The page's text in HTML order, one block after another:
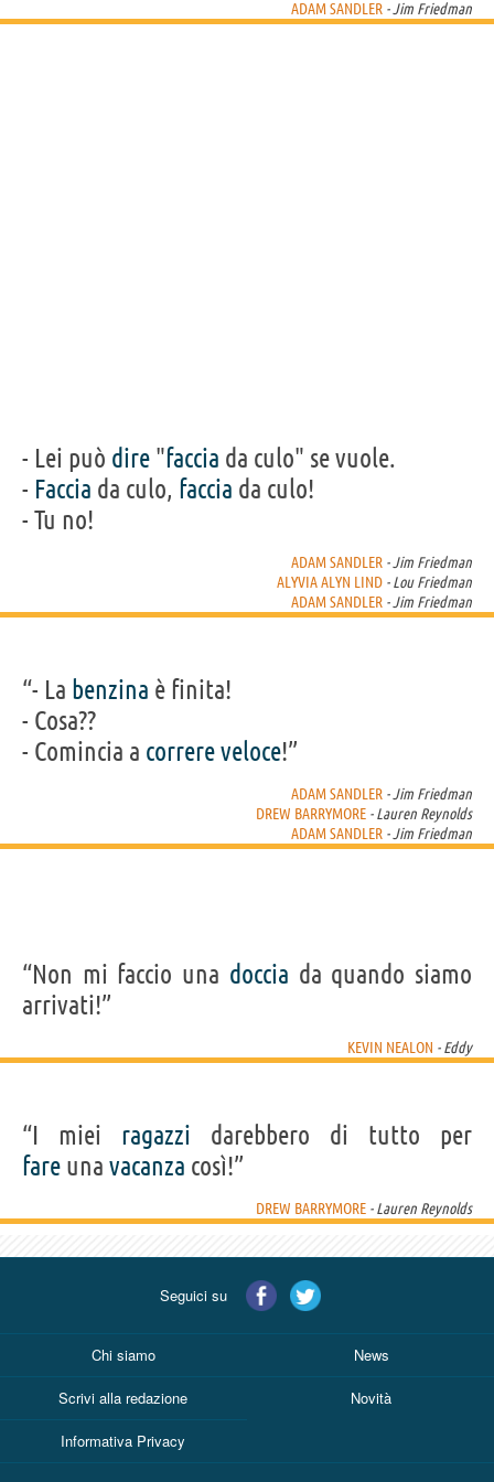
ADAM SANDLER - Jim Friedman
- Lei può dire "faccia da culo" se vuole.
- Faccia da culo, faccia da culo!
- Tu no!
ADAM SANDLER - Jim Friedman
ALYVIA ALYN LIND - Lou Friedman
ADAM SANDLER - Jim Friedman
“- La benzina è finita!
- Cosa??
- Comincia a correreveloce!”
ADAM SANDLER - Jim Friedman
DREW BARRYMORE - Lauren Reynolds
ADAM SANDLER - Jim Friedman
“Non mi faccio una doccia da quando siamo
arrivati!”
KEVIN NEALON - Eddy
“I miei ragazzi darebbero di tutto per
fare una vacanza così!”
DREW BARRYMORE - Lauren Reynolds
Seguici su
Chi siamo News
Scrivi alla redazione Novità
Informativa Privacy